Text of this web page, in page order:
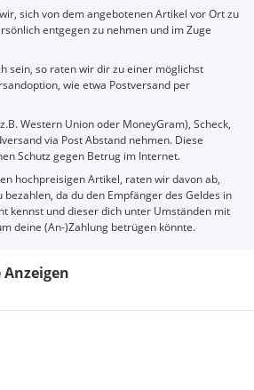
sich von dem angebotenen Artikel vor Ort zu
entgegen zu nehmen und im Zuge
sein, so raten wir dir zu einer möglichst
wie etwa Postversand per
Western Union oder MoneyGram), Scheck,
via Post Abstand nehmen. Diese
Schutz gegen Betrug im Internet.
hochpreisigen Artikel, raten wir davon ab,
bezahlen, da du den Empfänger des Geldes in
kennst und dieser dich unter Umständen mit
deine (An-)Zahlung betrügen könnte.